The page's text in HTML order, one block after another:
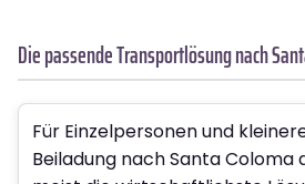
Die passende Transportlösung nach
Für Einzelpersonen und
Beiladung nach Santa Coloma